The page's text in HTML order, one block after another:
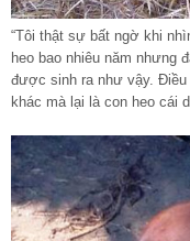
“Tôi thật sự bất ngờ khi
heo bao nhiêu năm nhưng
được sinh ra như vậy. Điều
khác mà lại là con heo cái